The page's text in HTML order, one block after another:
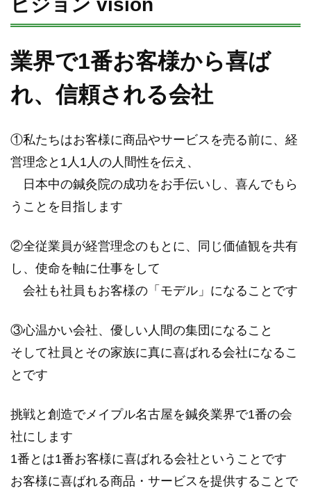
ビジョン vision
業界で1番お客様から喜ば
れ、信頼される会社
①私たちはお客様に商品やサービスを売る前に、経
営理念と1人1人の人間性を伝え、
日本中の鍼灸院の成功をお手伝いし、喜んでもら
うことを目指します
②全従業員が経営理念のもとに、同じ価値観を共有
し、使命を軸に仕事をして
会社も社員もお客様の「モデル」になることです
③心温かい会社、優しい人間の集団になること
そして社員とその家族に真に喜ばれる会社になるこ
とです
挑戦と創造でメイプル名古屋を鍼灸業界で1番の会
社にします
1番とは1番お客様に喜ばれる会社ということです
お客様に喜ばれる商品・サービスを提供することで